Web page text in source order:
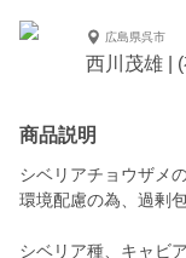
広島県呉市
西川茂雄 |
商品説明
シベリアチョウザメ
環境配慮の為、過剰
シベリア種、キャビ